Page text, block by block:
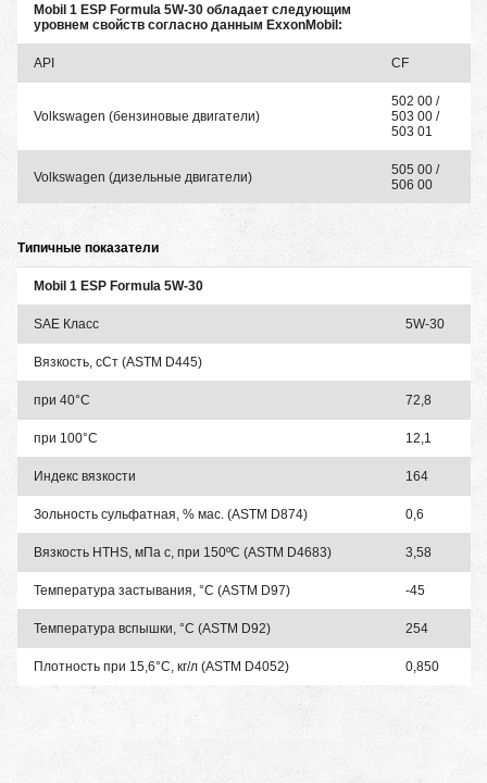
Mobil 1 ESP Formula 5W-30 обладает следующим
уровнем свойств согласно данным ExxonMobil:
API CF
Volkswagen (бензиновые двигатели)
502 00 /
503 00 /
503 01
Volkswagen (дизельные двигатели)
505 00 /
506 00
Типичные показатели
Mobil 1 ESP Formula 5W-30
SAE Класс 5W-30
Вязкость, сСт (ASTM D445)
при 40°C 72,8
при 100°C 12,1
Индекс вязкости 164
Зольность сульфатная, % мас. (ASTM D874) 0,6
Вязкость HTHS, мПа с, при 150ºC (ASTM D4683) 3,58
Температура застывания, °C (ASTM D97) -45
Температура вспышки, °C (ASTM D92) 254
Плотность при 15,6°C, кг/л (ASTM D4052) 0,850